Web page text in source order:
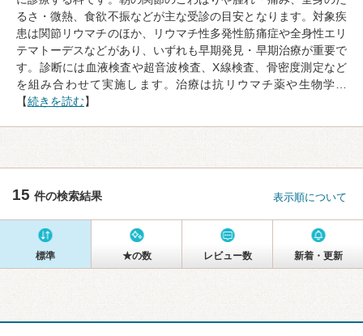
るさ・微熱、食欲不振などが主な受診の目安となります。対象疾
患は関節リウマチのほか、リウマチ性多発性筋痛症や全身性エリ
テマトーデスなどがあり、いずれも早期発見・早期治療が重要で
す。診断には血液検査や超音波検査、X線検査、骨密度測定など
を組み合わせて実施します。治療は抗リウマチ薬や生物学…
【続きを読む】
15 件の検索結果 表示順について
標準 ★の数 レビュー数 新着・更新